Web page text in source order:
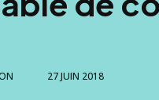
27 JUIN 2018